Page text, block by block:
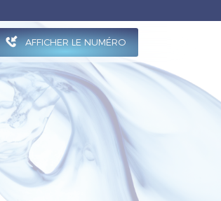
AFFICHER LE NUMÉRO